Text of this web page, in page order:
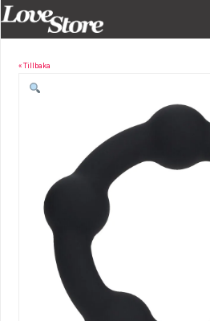
« Tillbaka